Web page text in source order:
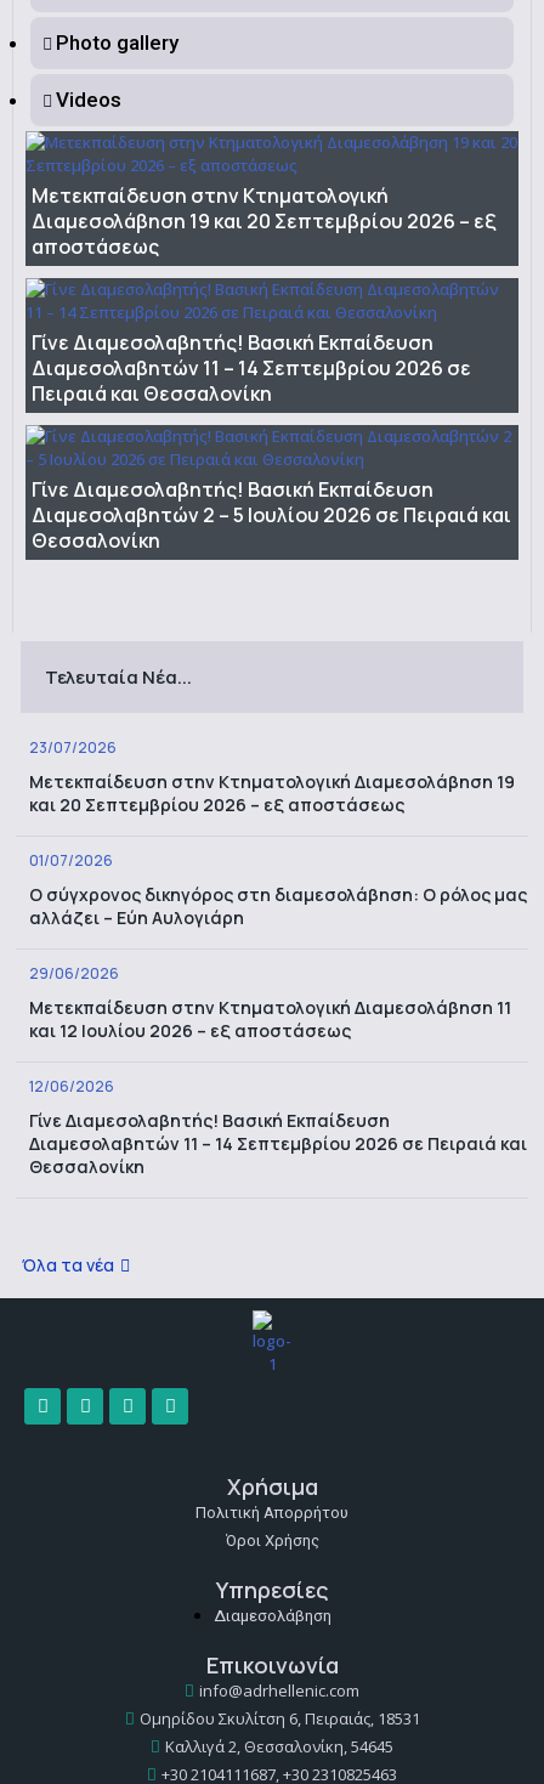
Photo gallery
Videos
Μετεκπαίδευση στην Κτηματολογική
Διαμεσολάβηση 19 και 20 Σεπτεμβρίου 2026 – εξ
αποστάσεως
Γίνε Διαμεσολαβητής! Βασική Εκπαίδευση
Διαμεσολαβητών 11 – 14 Σεπτεμβρίου 2026 σε
Πειραιά και Θεσσαλονίκη
Γίνε Διαμεσολαβητής! Βασική Εκπαίδευση
Διαμεσολαβητών 2 – 5 Ιουλίου 2026 σε Πειραιά και
Θεσσαλονίκη
Τελευταία Νέα...
23/07/2026
Μετεκπαίδευση στην Κτηματολογική Διαμεσολάβηση 19
και 20 Σεπτεμβρίου 2026 – εξ αποστάσεως
01/07/2026
Ο σύγχρονος δικηγόρος στη διαμεσολάβηση: Ο ρόλος μας
αλλάζει – Εύη Αυλογιάρη
29/06/2026
Μετεκπαίδευση στην Κτηματολογική Διαμεσολάβηση 11
και 12 Ιουλίου 2026 – εξ αποστάσεως
12/06/2026
Γίνε Διαμεσολαβητής! Βασική Εκπαίδευση
Διαμεσολαβητών 11 – 14 Σεπτεμβρίου 2026 σε Πειραιά και
Θεσσαλονίκη
Όλα τα νέα
Χρήσιμα
Πολιτική Απορρήτου
Όροι Χρήσης
Υπηρεσίες
Διαμεσολάβηση
Επικοινωνία
info@adrhellenic.com
Ομηρίδου Σκυλίτση 6, Πειραιάς, 18531
Καλλιγά 2, Θεσσαλονίκη, 54645
+30 2104111687, +30 2310825463